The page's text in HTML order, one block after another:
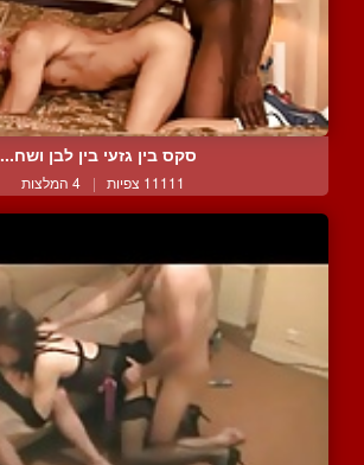
סקס בין גזעי בין לבן ושח...
11111 צפיות | 4 המלצות